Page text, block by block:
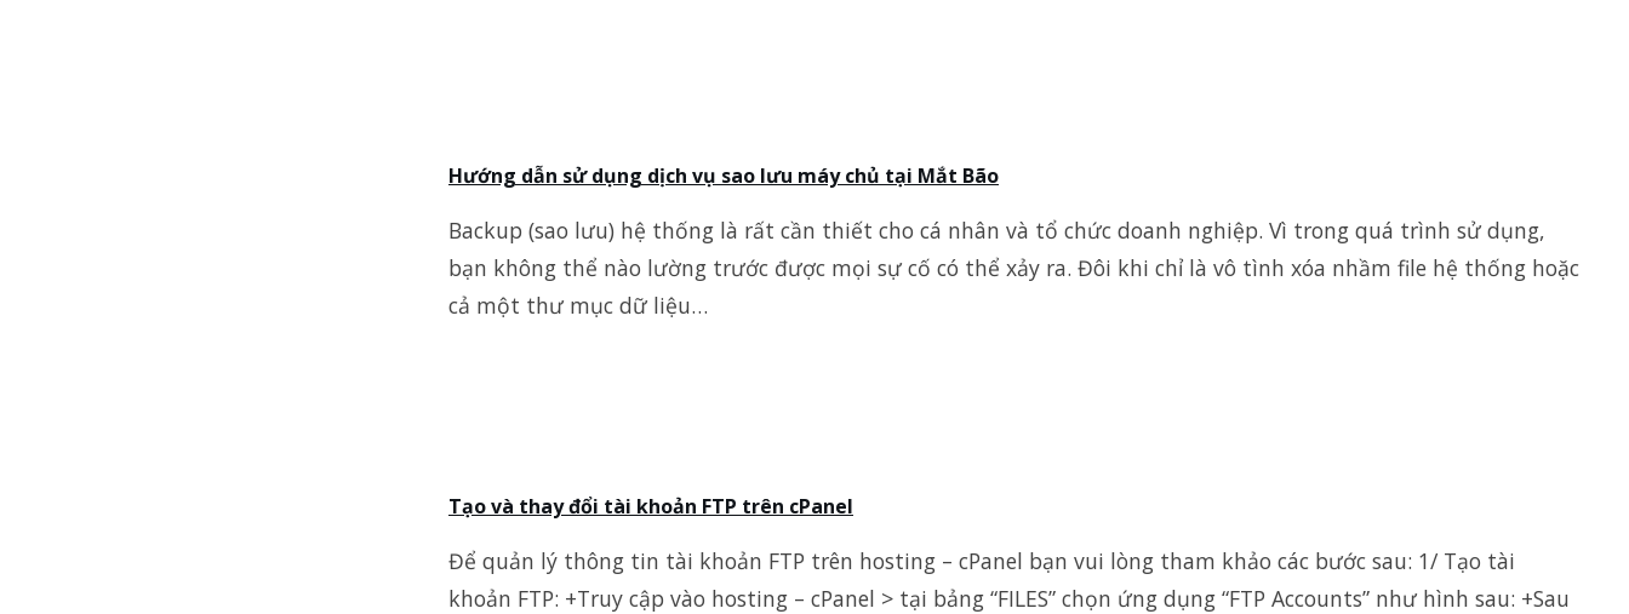
Hướng dẫn sử dụng dịch vụ sao lưu máy chủ tại Mắt Bão
Backup (sao lưu) hệ thống là rất cần thiết cho cá nhân và tổ chức doanh nghiệp. Vì trong quá trình sử dụng,
bạn không thể nào lường trước được mọi sự cố có thể xảy ra. Đôi khi chỉ là vô tình xóa nhầm file hệ thống hoặc
cả một thư mục dữ liệu…
Tạo và thay đổi tài khoản FTP trên cPanel
Để quản lý thông tin tài khoản FTP trên hosting – cPanel bạn vui lòng tham khảo các bước sau: 1/ Tạo tài
khoản FTP: +Truy cập vào hosting – cPanel > tại bảng “FILES” chọn ứng dụng “FTP Accounts” như hình sau: +Sau